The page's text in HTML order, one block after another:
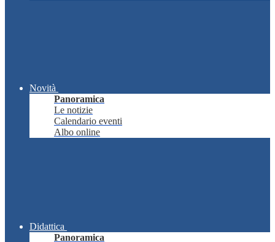
Novità
Panoramica
Le notizie
Calendario eventi
Albo online
Didattica
Panoramica